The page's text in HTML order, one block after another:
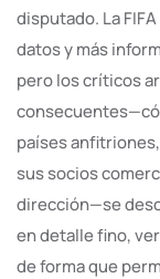
disputado. La
datos y más
pero los críticos
países
sus socios
dirección—se
en detalle fino,
de forma que